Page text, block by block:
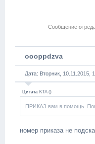
Сообщение
oooppdzva
Дата: Вторник, 10.11.2015,
Цитата KTA()
ПРИКАЗ вам в помощь.
номер приказа не